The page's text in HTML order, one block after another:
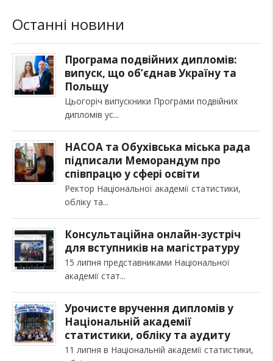
Останні новини
Програма подвійних дипломів:
випуск, що об’єднав Україну та
Польщу
Цьогоріч випускники Програми подвійних
дипломів ус
НАСОА та Обухівська міська рада
підписали Меморандум про
співпрацю у сфері освіти
Ректор Національної академії статистики,
обліку та
Консультаційна онлайн-зустріч
для вступників на магістратуру
15 липня представниками Національної
академії стат
Урочисте вручення дипломів у
Національній академії
статистики, обліку та аудиту
11 липня в Національній академії статистики,